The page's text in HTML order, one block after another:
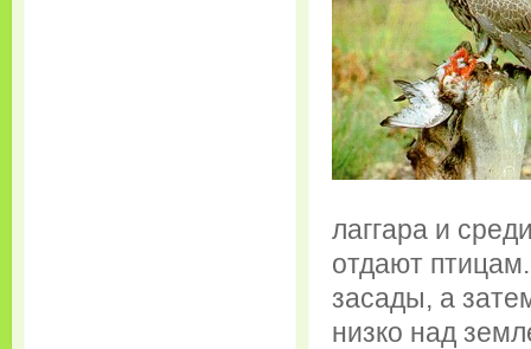
лаггара и
отдают
засады, а
низко над